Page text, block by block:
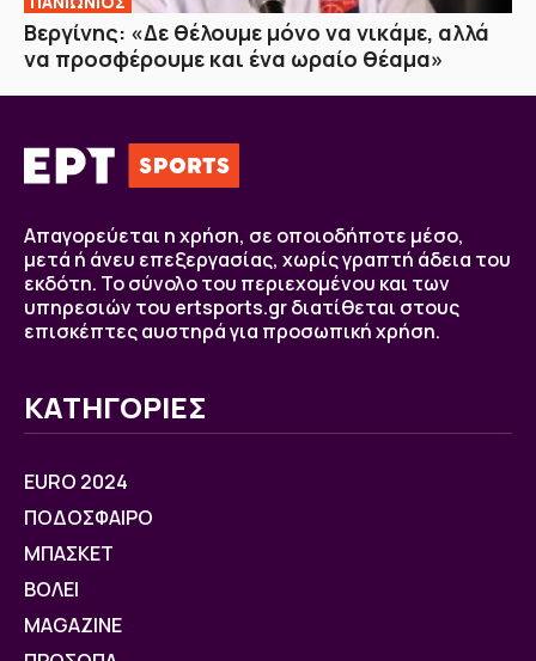
Βεργίνης: «Δε θέλουμε μόνο να νικάμε, αλλά
να προσφέρουμε και ένα ωραίο θέαμα»
Απαγορεύεται η χρήση, σε οποιοδήποτε μέσο,
μετά ή άνευ επεξεργασίας, χωρίς γραπτή άδεια του
εκδότη. Το σύνολο του περιεχομένου και των
υπηρεσιών του ertsports.gr διατίθεται στους
επισκέπτες αυστηρά για προσωπική χρήση.
ΚΑΤΗΓΟΡΙΕΣ
EURO 2024
ΠΟΔΟΣΦΑΙΡΟ
ΜΠΑΣΚΕΤ
ΒOΛΕΙ
MAGAZINE